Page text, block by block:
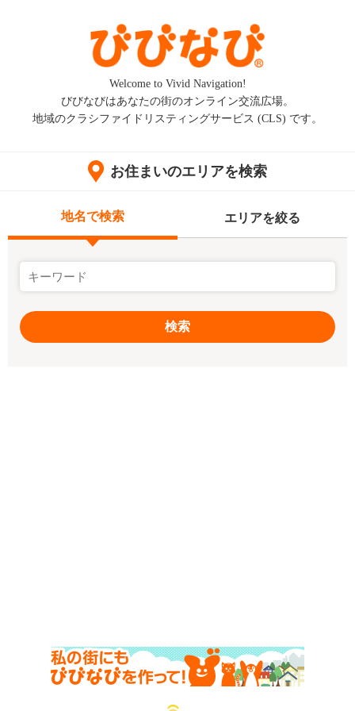
Welcome to Vivid Navigation!
びびなびはあなたの街のオンライン交流広場。
地域のクラシファイドリスティングサービス (CLS) です。
お住まいのエリアを検索
地名で検索 エリアを絞る